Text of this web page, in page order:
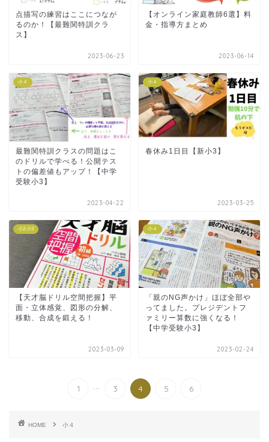
点描写の練習はここにつなが
るのか！【最難関特訓クラ
ス】
2023-06-23
【オンライン家庭教師6選】料
金・指導方まとめ
2023-06-14
小４
最難関特訓クラスの問題はこ
のドリルで学べる！公開テス
トの偏差値もアップ！【中学
受験小3】
2023-04-22
小４
春休み1日目【新小3】
2023-03-25
小2,小3
【天才脳ドリル空間把握】平
面・立体感覚、図形の分解、
移動、合成を鍛える！
2023-03-09
小４
「親のNG声かけ」ほぼ全部や
ってました。プレジデントフ
ァミリー算数に強くなる！
【中学受験小3】
2023-02-24
1 ... 3 4 5 6
HOME 小４